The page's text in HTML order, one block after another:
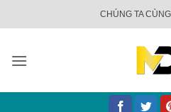
qua
dung
CHÚNG TA